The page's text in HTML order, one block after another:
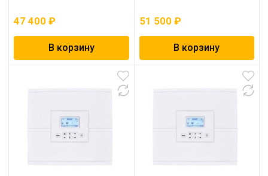
47 400 ₽
В корзину
51 500 ₽
В корзину